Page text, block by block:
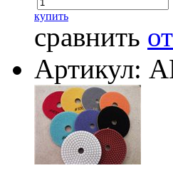
купить
сравнить
Артикул: